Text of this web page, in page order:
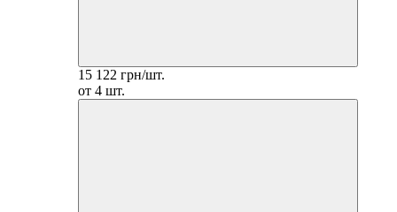
15 122 грн/шт.
от 4 шт.